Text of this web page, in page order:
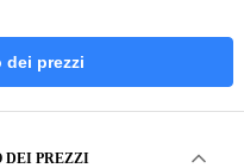
dei prezzi
DEI PREZZI